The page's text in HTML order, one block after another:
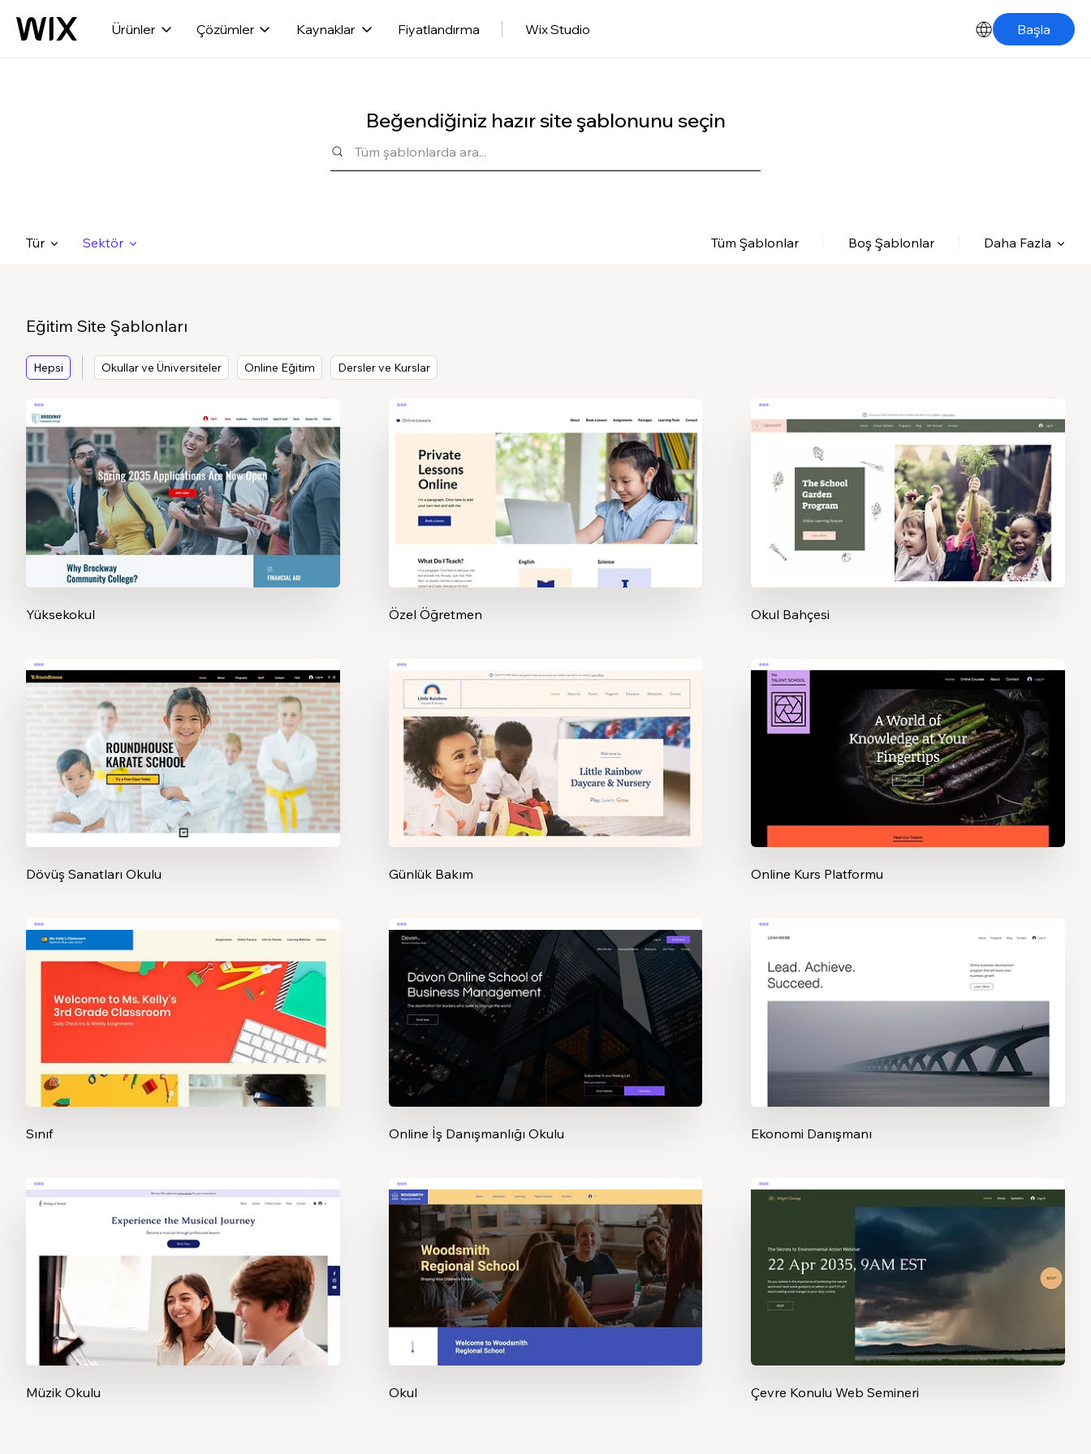
Ürünler Çözümler Kaynaklar Fiyatlandırma Wix Studio Başla
Beğendiğiniz hazır site şablonunu seçin
Tür Sektör Tüm Şablonlar Boş Şablonlar Daha Fazla
Eğitim Site Şablonları
Hepsi Okullar ve Üniversiteler Online Eğitim Dersler ve Kurslar
Yüksekokul Özel Öğretmen Okul Bahçesi
Dövüş Sanatları Okulu Günlük Bakım Online Kurs Platformu
Sınıf Online İş Danışmanlığı Okulu Ekonomi Danışmanı
Müzik Okulu Okul Çevre Konulu Web Semineri